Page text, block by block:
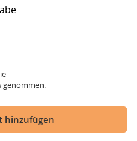
genommen.
hinzufügen